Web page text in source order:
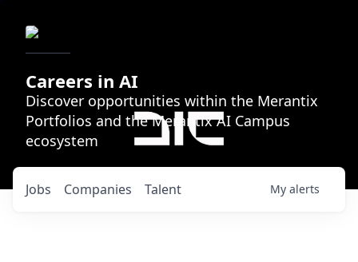
Careers in AI
Discover opportunities within the Merantix
Portfolios and the Merantix AI Campus
ecosystem
Jobs Companies Talent My alerts